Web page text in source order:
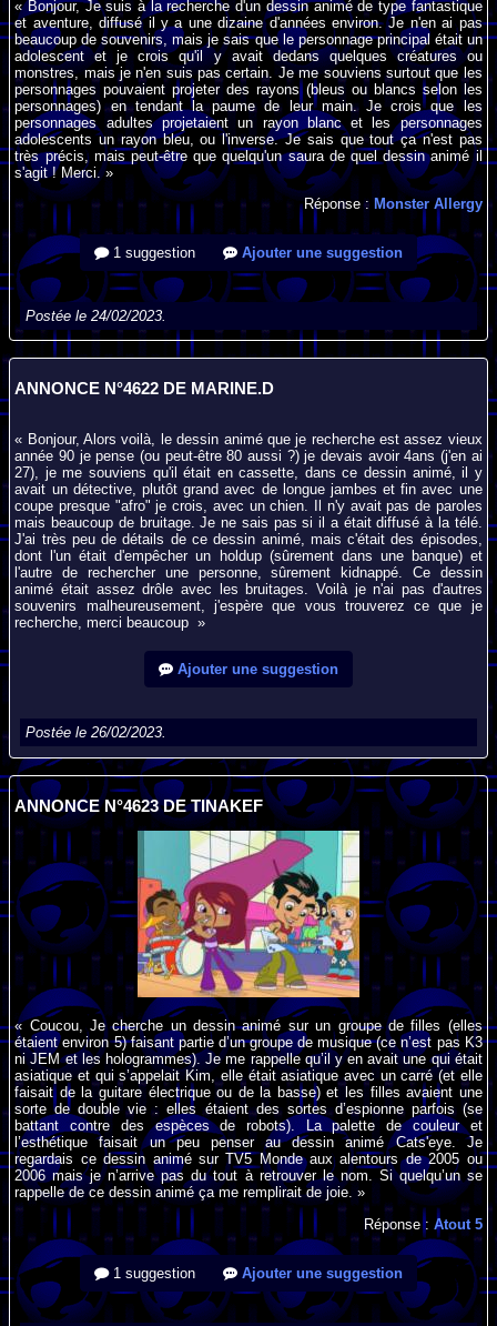
« Bonjour, Je suis à la recherche d'un dessin animé de type fantastique
et aventure, diffusé il y a une dizaine d'années environ. Je n'en ai pas
beaucoup de souvenirs, mais je sais que le personnage principal était un
adolescent et je crois qu'il y avait dedans quelques créatures ou
monstres, mais je n'en suis pas certain. Je me souviens surtout que les
personnages pouvaient projeter des rayons (bleus ou blancs selon les
personnages) en tendant la paume de leur main. Je crois que les
personnages adultes projetaient un rayon blanc et les personnages
adolescents un rayon bleu, ou l'inverse. Je sais que tout ça n'est pas
très précis, mais peut-être que quelqu'un saura de quel dessin animé il
s'agit ! Merci. »
Réponse :Monster Allergy
1 suggestion Ajouter une suggestion
Postée le 24/02/2023.
ANNONCE N°4622 DE MARINE.D
« Bonjour, Alors voilà, le dessin animé que je recherche est assez vieux
année 90 je pense (ou peut-être 80 aussi ?) je devais avoir 4ans (j'en ai
27), je me souviens qu'il était en cassette, dans ce dessin animé, il y
avait un détective, plutôt grand avec de longue jambes et fin avec une
coupe presque "afro" je crois, avec un chien. Il n'y avait pas de paroles
mais beaucoup de bruitage. Je ne sais pas si il a était diffusé à la télé.
J'ai très peu de détails de ce dessin animé, mais c'était des épisodes,
dont l'un était d'empêcher un holdup (sûrement dans une banque) et
l'autre de rechercher une personne, sûrement kidnappé. Ce dessin
animé était assez drôle avec les bruitages. Voilà je n'ai pas d'autres
souvenirs malheureusement, j'espère que vous trouverez ce que je
recherche, merci beaucoup »
Ajouter une suggestion
Postée le 26/02/2023.
ANNONCE N°4623 DE TINAKEF
« Coucou, Je cherche un dessin animé sur un groupe de filles (elles
étaient environ 5) faisant partie d’un groupe de musique (ce n’est pas K3
ni JEM et les hologrammes). Je me rappelle qu’il y en avait une qui était
asiatique et qui s’appelait Kim, elle était asiatique avec un carré (et elle
faisait de la guitare électrique ou de la basse) et les filles avaient une
sorte de double vie : elles étaient des sortes d’espionne parfois (se
battant contre des espèces de robots). La palette de couleur et
l’esthétique faisait un peu penser au dessin animé Cats'eye. Je
regardais ce dessin animé sur TV5 Monde aux alentours de 2005 ou
2006 mais je n’arrive pas du tout à retrouver le nom. Si quelqu’un se
rappelle de ce dessin animé ça me remplirait de joie. »
Réponse : Atout 5
1 suggestion Ajouter une suggestion